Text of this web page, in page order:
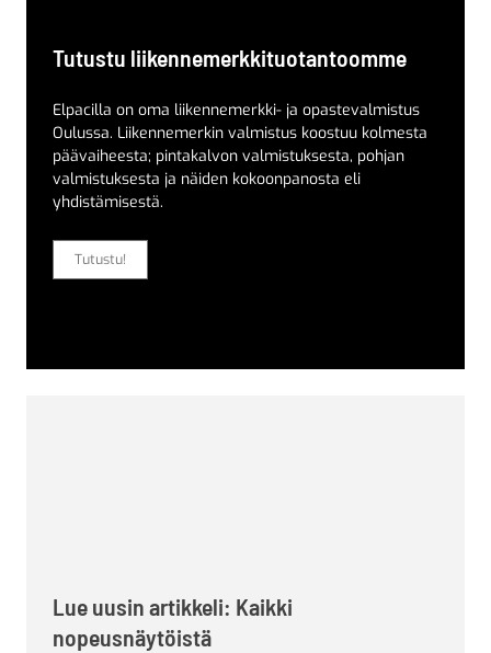
Tutustu liikennemerkkituotantoomme
Elpacilla on oma liikennemerkki- ja opastevalmistus
Oulussa. Liikennemerkin valmistus koostuu kolmesta
päävaiheesta; pintakalvon valmistuksesta, pohjan
valmistuksesta ja näiden kokoonpanosta eli
yhdistämisestä.
Tutustu!
Lue uusin artikkeli: Kaikki
nopeusnäytöistä